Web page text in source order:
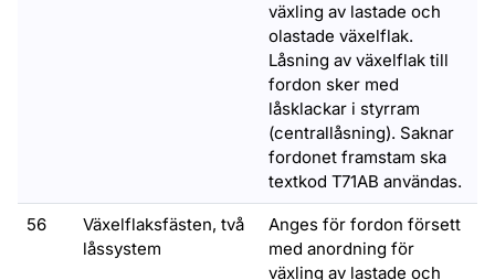
växling av lastade och
olastade växelflak.
Låsning av växelflak till
fordon sker med
låsklackar i styrram
(centrallåsning). Saknar
fordonet framstam ska
textkod T71AB användas.
56
Växelflaksfästen, två
låssystem
Anges för fordon försett
med anordning för
växling av lastade och